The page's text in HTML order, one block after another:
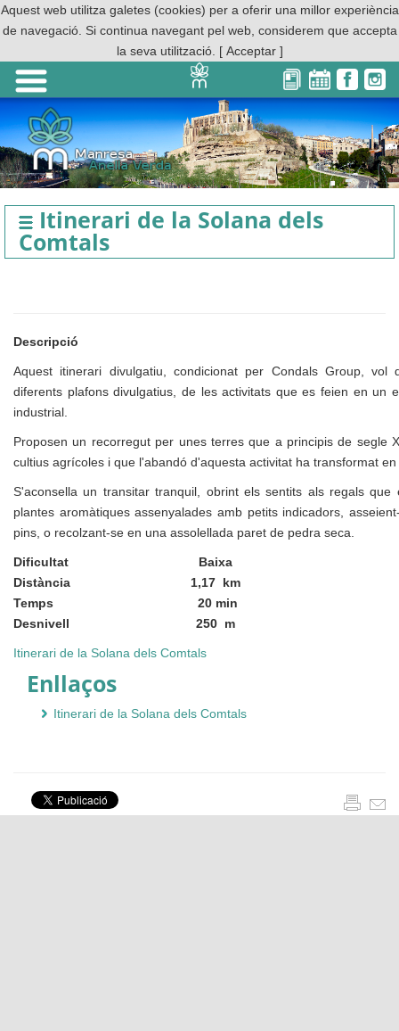
Aquest web utilitza galetes (cookies) per a oferir una millor experiència
de navegació. Si continua navegant pel web, considerem que accepta
la seva utilització. [ Acceptar ]
Itinerari de la Solana dels
Comtals
Descripció
Aquest itinerari divulgatiu, condicionat per Condals Group, vol
diferents plafons divulgatius, de les activitats que es feien en un
industrial.
Proposen un recorregut per unes terres que a principis de segle
cultius agrícoles i que l'abandó d'aquesta activitat ha transformat
S'aconsella un transitar tranquil, obrint els sentits als regals
plantes aromàtiques assenyalades amb petits indicadors,
pins, o recolzant-se en una assolellada paret de pedra seca.
Dificultat
Baixa
Distància
1,17 km
Temps
20 min
Desnivell
250 m
Itinerari de la Solana dels Comtals
Enllaços
Itinerari de la Solana dels Comtals